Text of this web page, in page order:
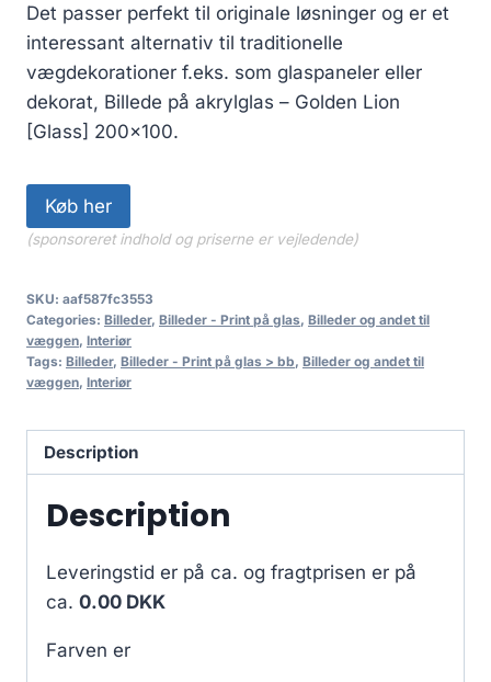
Det passer perfekt til originale løsninger og er et
interessant alternativ til traditionelle
vægdekorationer f.eks. som glaspaneler eller
dekorat, Billede på akrylglas – Golden Lion
[Glass] 200×100.
Køb her
(sponsoreret indhold og priserne er vejledende)
SKU: aaf587fc3553
Categories: Billeder, Billeder - Print på glas, Billeder og andet til
væggen, Interiør
Tags: Billeder, Billeder - Print på glas > bb, Billeder og andet til
væggen, Interiør
Description
Description
Leveringstid er på ca. og fragtprisen er på
ca. 0.00 DKK
Farven er